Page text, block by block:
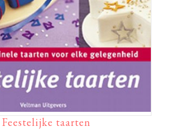
Feestelijke taarten